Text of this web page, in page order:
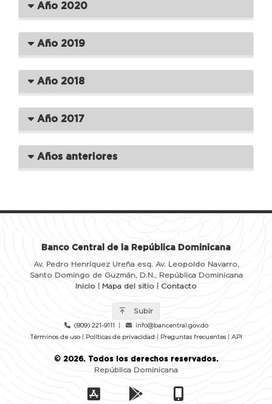
Año 2020
Año 2019
Año 2018
Año 2017
Años anteriores
Banco Central de la República Dominicana
Av. Pedro Henríquez Ureña esq. Av. Leopoldo Navarro,
Santo Domingo de Guzmán, D.N., República Dominicana
Inicio
Mapa del sitio Contacto
Subir
(809) 221-9111
info@bancentral.gov.do
Términos de uso| Políticas de privacidad Preguntas frecuentes| API
© 2026. Todos los derechos reservados.
República Dominicana